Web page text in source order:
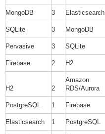
MongoDB 3 Elasticsearch
SQLite 3 MongoDB
Pervasive 3 SQLite
Firebase 2 H2
H2 2
Amazon
RDS/Aurora
PostgreSQL 1 Firebase
Elasticsearch 1 PostgreSQL